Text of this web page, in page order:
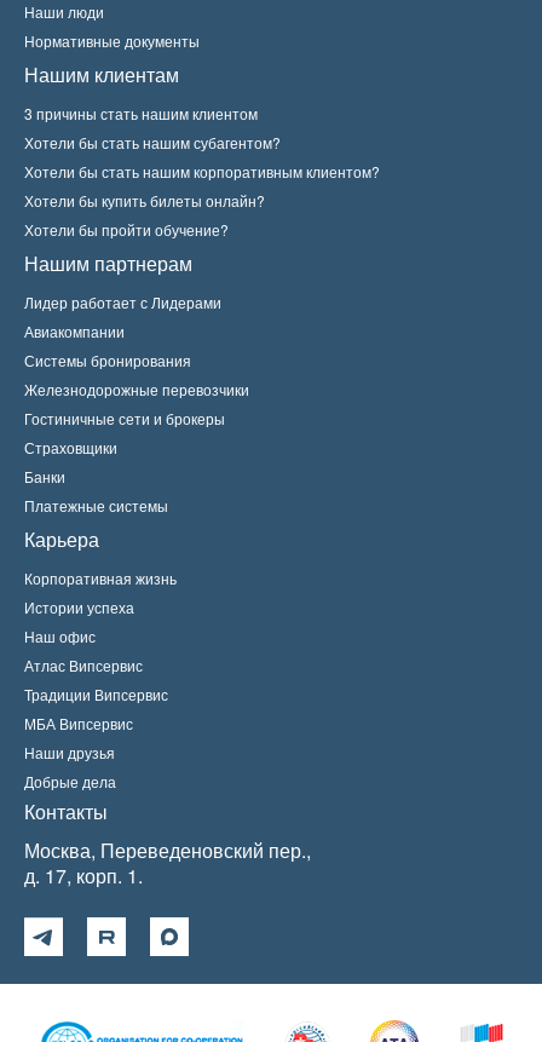
Наши люди
Нормативные документы
Нашим клиентам
3 причины стать нашим клиентом
Хотели бы стать нашим субагентом?
Хотели бы стать нашим корпоративным клиентом?
Хотели бы купить билеты онлайн?
Хотели бы пройти обучение?
Нашим партнерам
Лидер работает с Лидерами
Авиакомпании
Системы бронирования
Железнодорожные перевозчики
Гостиничные сети и брокеры
Страховщики
Банки
Платежные системы
Карьера
Корпоративная жизнь
Истории успеха
Наш офис
Атлас Випсервис
Традиции Випсервис
МБА Випсервис
Наши друзья
Добрые дела
Контакты
Москва, Переведеновский пер.,
д. 17, корп. 1.